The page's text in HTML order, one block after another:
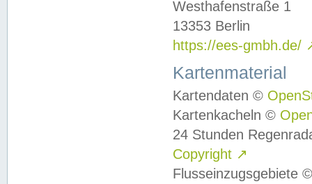
Westhafenstraße 1
13353 Berlin
https://ees-gmbh.de/
Kartenmaterial
Kartendaten ©
Kartenkacheln ©
24 Stunden
Copyright ↗
Flusseinzugsgebiete